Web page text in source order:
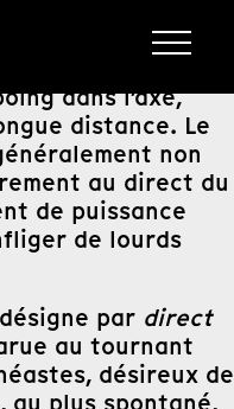
dans l’axe,
distance. Le
non
au direct du
de puissance
de lourds
par direct
au tournant
désireux de